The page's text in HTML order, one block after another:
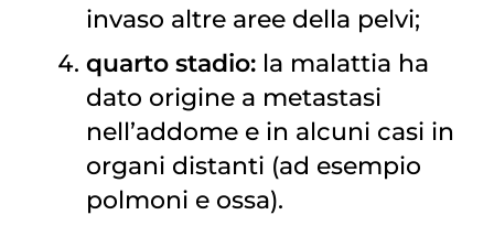
invaso altre aree della pelvi;
quarto stadio:la malattia ha
dato origine a metastasi
nell’addome e in alcuni casi in
organi distanti (ad esempio
polmoni e ossa).